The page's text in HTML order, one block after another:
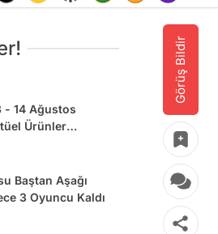
Görüş Bildir
- 14 Ağustos
Ürünler
Baştan Aşağı
3 Oyuncu Kaldı